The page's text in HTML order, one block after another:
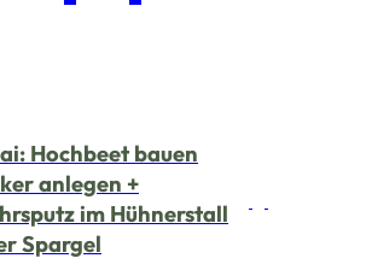
Hochbeet bauen
anlegen +
im Hühnerstall
Spargel